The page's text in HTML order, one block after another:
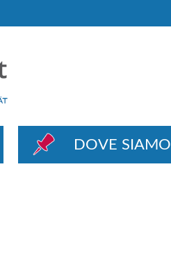
DOVE SIAMO